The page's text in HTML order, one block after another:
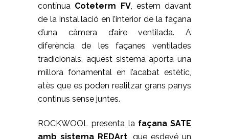
contínua Coteterm FV, estem davant
de la instal.lació en l’interior de la façana
d’una càmera d’aire ventilada. A
diferència de les façanes ventilades
tradicionals, aquest sistema aporta una
millora fonamental en l’acabat estètic,
atès que es poden realitzar grans panys
continus sense juntes.
ROCKWOOL presenta la façana SATE
amb sistema REDArt, que esdevé un